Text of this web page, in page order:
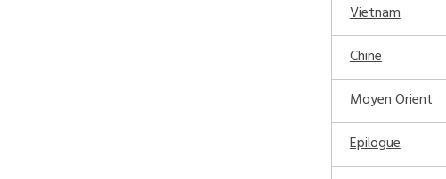
Vietnam
Chine
Moyen Orient
Epilogue